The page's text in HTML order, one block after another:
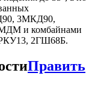
3МКД90,
и комбайнами
2ГШ68Б.
Править